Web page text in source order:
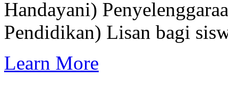
Handayani)
Pendidikan) Lisan bagi
Learn More